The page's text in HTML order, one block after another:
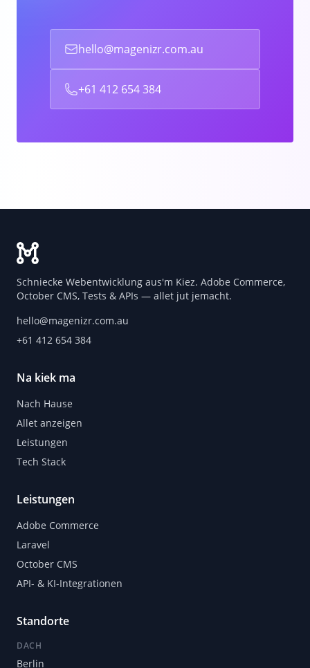
hello@magenizr.com.au
+61 412 654 384
Schniecke Webentwicklung aus'm Kiez. Adobe Commerce,
October CMS, Tests & APIs — allet jut jemacht.
hello@magenizr.com.au
+61 412 654 384
Na kiek ma
Nach Hause
Allet anzeigen
Leistungen
Tech Stack
Leistungen
Adobe Commerce
Laravel
October CMS
API- & KI-Integrationen
Standorte
DACH
Berlin